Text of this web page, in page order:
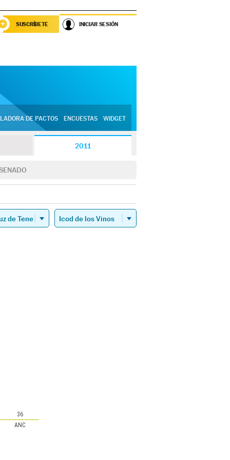
SUSCRÍBETE INICIAR SESIÓN
DE PACTOS ENCUESTAS WIDGET
2011
ANC
36